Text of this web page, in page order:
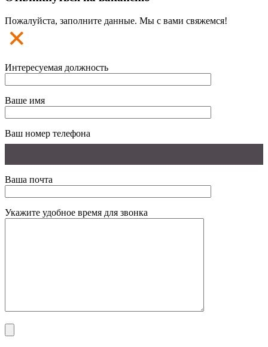
Пожалуйста, заполните данные. Мы с вами свяжемся!
Интересуемая должность
Ваше имя
Ваш номер телефона
Ваша почта
Укажите удобное время для звонка